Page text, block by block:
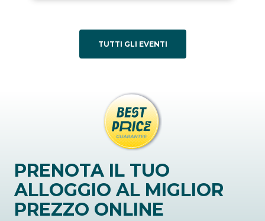
TUTTI GLI EVENTI
PRENOTA IL TUO
ALLOGGIO AL MIGLIOR
PREZZO ONLINE